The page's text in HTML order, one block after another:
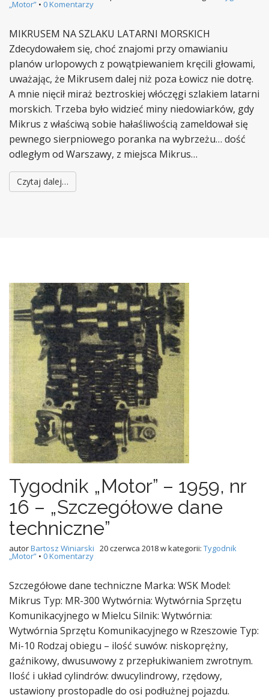
„Motor” • 0 Komentarzy
MIKRUSEM NA SZLAKU LATARNI MORSKICH
Zdecydowałem się, choć znajomi przy omawianiu
planów urlopowych z powątpiewaniem kręcili głowami,
uważając, że Mikrusem dalej niż poza Łowicz nie dotrę.
A mnie nięcił miraż beztroskiej włóczęgi szlakiem latarni
morskich. Trzeba było widzieć miny niedowiarków, gdy
Mikrus z właściwą sobie hałaśliwością zameldował się
pewnego sierpniowego poranka na wybrzeżu… dość
odległym od Warszawy, z miejsca Mikrus…
Czytaj dalej…
Tygodnik „Motor” – 1959, nr
16 – „Szczegółowe dane
techniczne”
autorBartosz Winiarski 20 czerwca 2018w kategorii: Tygodnik
„Motor” • 0 Komentarzy
Szczegółowe dane techniczne Marka: WSK Model:
Mikrus Typ: MR-300 Wytwórnia: Wytwórnia Sprzętu
Komunikacyjnego w Mielcu Silnik: Wytwórnia:
Wytwórnia Sprzętu Komunikacyjnego w Rzeszowie Typ:
Mi-10 Rodzaj obiegu – ilość suwów: niskoprężny,
gaźnikowy, dwusuwowy z prze­płukiwaniem zwrotnym.
Ilość i układ cylindrów: dwucylindrowy, rzędowy,
ustawiony prostopadle do osi podłużnej pojazdu.